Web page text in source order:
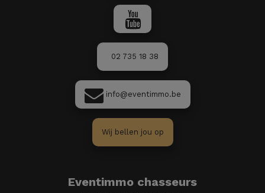
02 735 18 38
info@eventimmo.be
Wij bellen jou op
Eventimmo chasseurs